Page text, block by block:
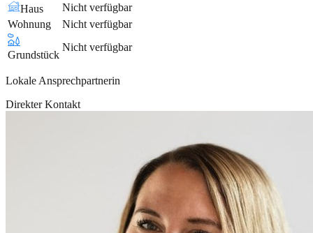
Haus
Nicht verfügbar
Wohnung
Nicht verfügbar
Grundstück
Nicht verfügbar
Lokale Ansprechpartnerin
Direkter Kontakt